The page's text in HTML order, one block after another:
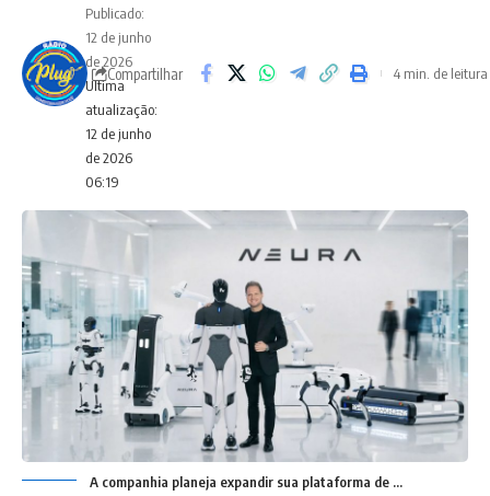
Ultima
atualização:
12 de junho
de 2026
06:19
Publicado:
12 de junho
de 2026
Compartilhar 4 min. de leitura
A companhia planeja expandir sua plataforma de ...